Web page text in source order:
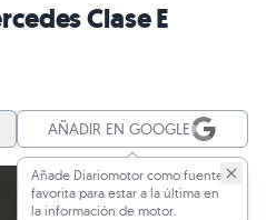
Clase E
AÑADIR EN GOOGLE
Añade Diariomotor como fuente
favorita para estar a la última en
la información de motor.